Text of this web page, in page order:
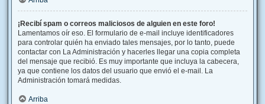
¡Recibí spam o correos maliciosos de alguien en este foro!
Lamentamos oír eso. El formulario de e-mail incluye identificadores
para controlar quién ha enviado tales mensajes, por lo tanto, puede
contactar con La Administración y hacerles llegar una copia completa
del mensaje que recibió. Es muy importante que incluya la cabecera,
ya que contiene los datos del usuario que envió el e-mail. La
Administración tomará medidas.
Arriba